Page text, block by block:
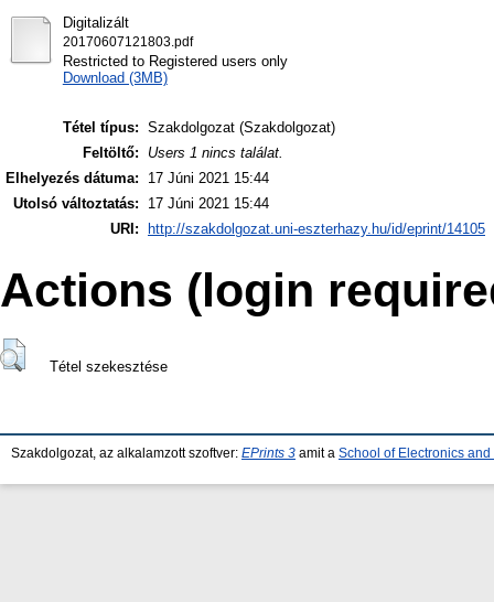
Digitalizált
20170607121803.pdf
Restricted to Registered users only
Download (3MB)
Tétel típus: Szakdolgozat (Szakdolgozat)
Feltöltő:
Users 1 nincs találat.
Elhelyezés dátuma:
17 Júni 2021 15:44
Utolsó változtatás:
17 Júni 2021 15:44
URI:
http://szakdolgozat.uni-eszterhazy.hu/id/eprint/14105
Actions (login
Tétel szekesztése
Szakdolgozat, az alkalamzott szoftver: EPrints 3 amit a School of Electronics